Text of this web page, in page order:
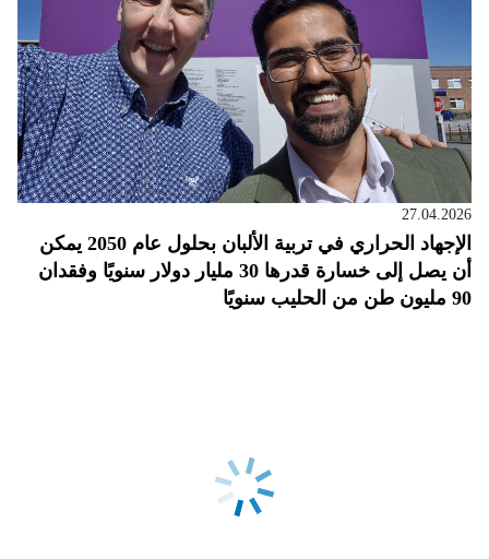
27.04.2026
الإجهاد الحراري في تربية الألبان بحلول عام 2050 يمكن
أن يصل إلى خسارة قدرها 30 مليار دولار سنويًا وفقدان
90 مليون طن من الحليب سنويًا